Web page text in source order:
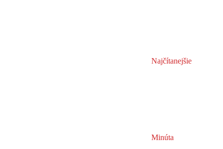
Najčítanejšie
Minúta